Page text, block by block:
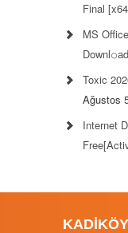
Final
MS
Downl𝚘аd
Toxic
Ağustos
Internet